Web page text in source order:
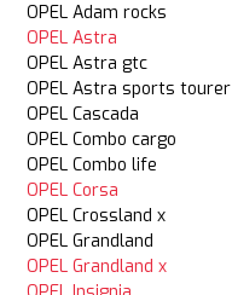
OPEL Adam rocks
OPEL Astra
OPEL Astra gtc
OPEL Astra sports tourer
OPEL Cascada
OPEL Combo cargo
OPEL Combo life
OPEL Corsa
OPEL Crossland x
OPEL Grandland
OPEL Grandland x